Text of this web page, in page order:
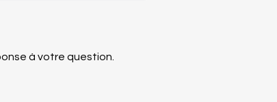
à votre question.